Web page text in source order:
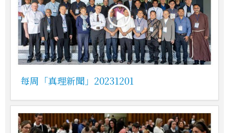
每周「真理新聞」20231201